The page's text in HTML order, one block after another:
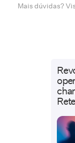
Mais dúvidas?